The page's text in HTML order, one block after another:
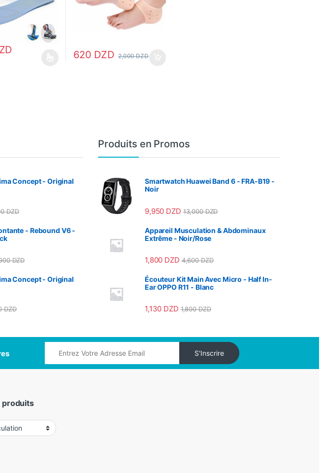
plusieurs variations. Les options peuvent être choisies sur la page du produit
620 DZD 2,000DZD
Concept - Original
DZD
- Rebound V6 -
DZD
Concept - Original
DZD
Produits en Promos
Smartwatch Huawei Band 6 - FRA-B19 -
Noir
9,950 DZD 13,000DZD
Appareil Musculation & Abdominaux
Extrême - Noir/Rose
1,800 DZD 4,600DZD
Écouteur Kit Main Avec Micro - Half In-
Ear OPPO R11 - Blanc
1,130 DZD 1,800DZD
S'Inscrire
produits